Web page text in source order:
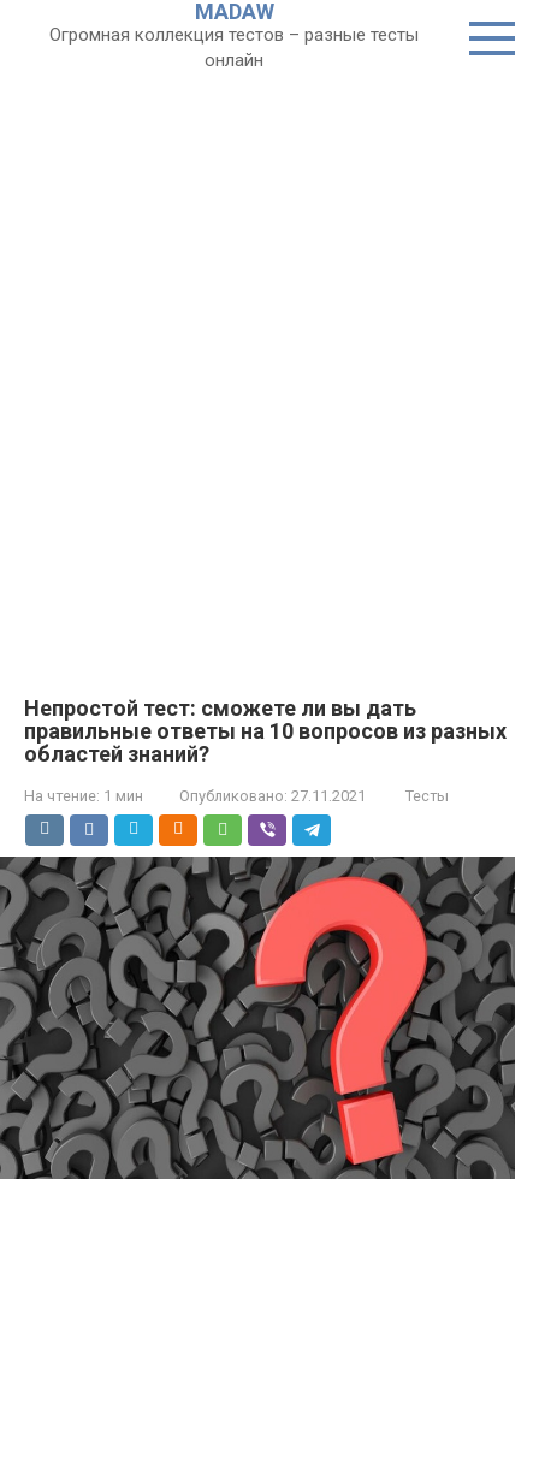
MADAW
Огромная коллекция тестов – разные тесты
онлайн
Непростой тест: сможете ли вы дать
правильные ответы на 10 вопросов из разных
областей знаний?
На чтение: 1 мин Опубликовано: 27.11.2021 Тесты